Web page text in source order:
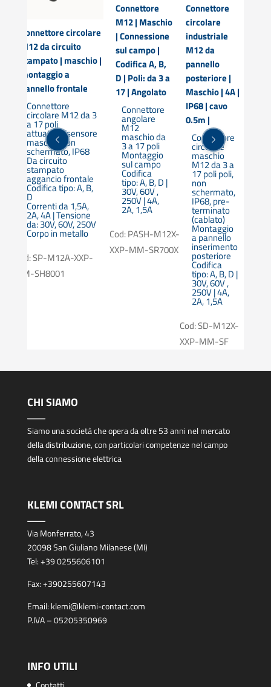
Connettore circolare
M12 da circuito
stampato | maschio |
montaggio a
pannello frontale
Connettore
circolare M12 da 3
a 17 poli
attuatore/sensore
maschio non
schermato, IP68
Da circuito
stampato
aggancio frontale
Codifica tipo: A, B,
D
Correnti da 1,5A,
2A, 4A | Tensione
da: 30V, 60V, 250V
Corpo in metallo
Cod: SP-M12A-XXP-
MM-SH8001
Connettore
M12 | Maschio
| Connessione
sul campo |
Codifica A, B,
D | Poli: da 3 a
17 | Angolato
Connettore
angolare
M12
maschio da
3 a 17 poli
Montaggio
sul campo
Codifica
tipo: A, B, D |
30V, 60V ,
250V | 4A,
2A, 1,5A
Cod: PASH-M12X-
XXP-MM-SR700X
Connettore
circolare
industriale
M12 da
pannello
posteriore |
Maschio | 4A |
IP68 | cavo
0.5m |
Connettore
circolare
maschio
M12 da 3 a
17 poli poli,
non
schermato,
IP68, pre-
terminato
(cablato)
Montaggio
a pannello
inserimento
posteriore
Codifica
tipo: A, B, D |
30V, 60V ,
250V | 4A,
2A, 1,5A
Cod: SD-M12X-
XXP-MM-SF
CHI SIAMO
Siamo una società che opera da oltre 53 anni nel mercato
della distribuzione, con particolari competenze nel campo
della connessione elettrica
KLEMI CONTACT SRL
Via Monferrato, 43
20098 San Giuliano Milanese (MI)
Tel:+39 0255606101
Fax:+390255607143
Email: klemi@klemi-contact.com
P.IVA – 05205350969
INFO UTILI